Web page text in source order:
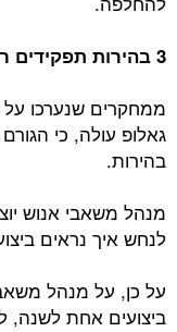
3 בהירות תפקידים רדיקלית וארכיטקטורת משוב:
ממחקרים שנערכו
גאלופ עולה, כי
בהירות.
מנהל משאבי אנוש
לנחש איך נראים
על כן, על מנהל
ביצועים אחת לשנה,